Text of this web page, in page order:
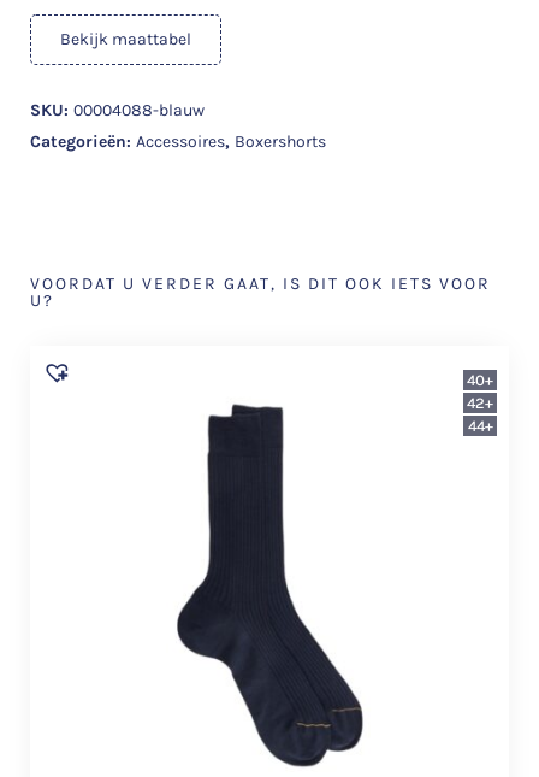
Bekijk maattabel
SKU: 00004088-blauw
Categorieën: Accessoires, Boxershorts
VOORDAT U VERDER GAAT, IS DIT OOK IETS VOOR
U?
40+
42+
44+